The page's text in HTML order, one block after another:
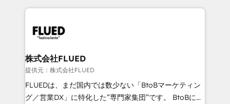
massimizzare il ritorno sugli investimenti.
制を整えています。 HubSpotの導入支援だけでなく、
ナリオ設計まで含めてご提案。「導入して終わり」では
と。それが、ハブワンのスタンスです。 また、
HubSpotはもちろん、ferret One、WordPress、
Movable Type（Power CMS）などの各種CMSを活用
し、延べ100社以上のBtoB企業のサイト制作経験をもと
株式会社FLUED
提供元：株式会社FLUED
FLUEDは、まだ国内では数少ない「BtoBマーケティン
グ／営業DX」に特化した”専門家集団”です。 BtoBに特